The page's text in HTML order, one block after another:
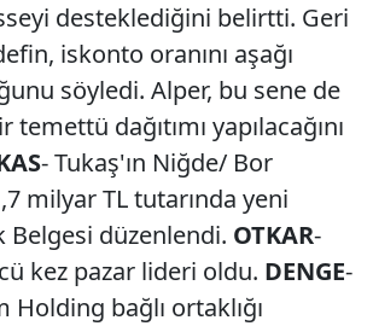
desteklediğini belirtti. Geri
iskonto oranını aşağı
söyledi. Alper, bu sene de
temettü dağıtımı yapılacağını
- Tukaş'ın Niğde/ Bor
milyar TL tutarında yeni
Belgesi düzenlendi. OTKAR-
kez pazar lideri oldu. DENGE-
Holding bağlı ortaklığı